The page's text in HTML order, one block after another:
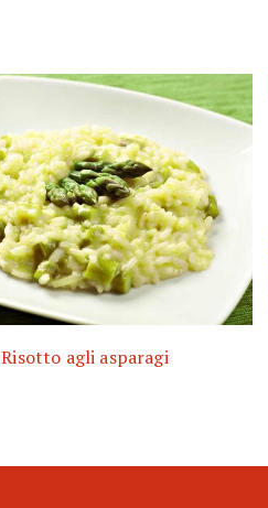
Risotto agli asparagi